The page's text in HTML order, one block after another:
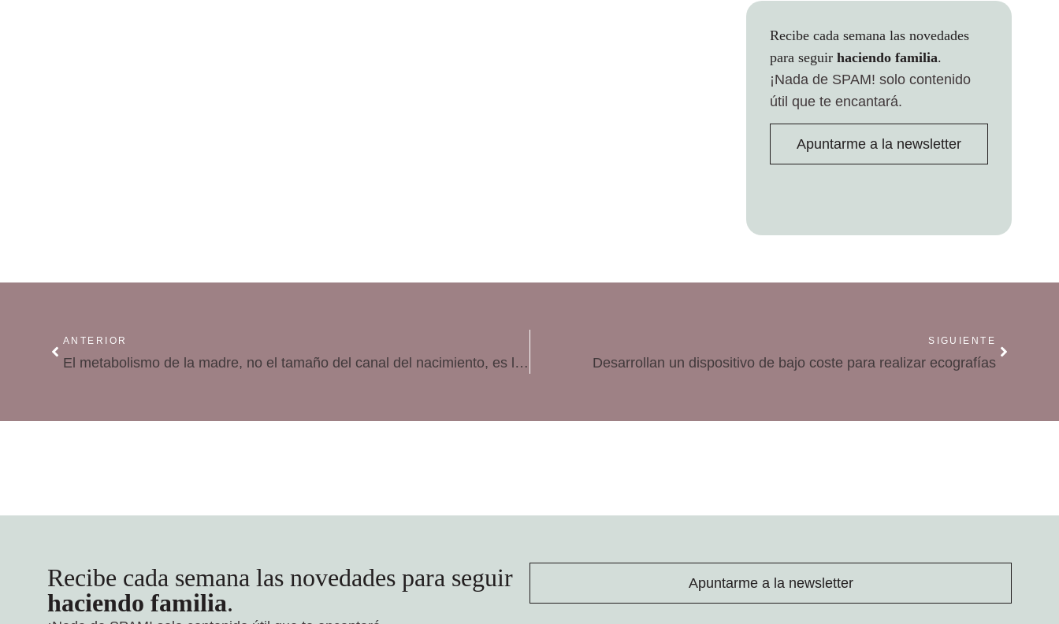
Recibe cada semana las novedades
para seguir haciendo familia.
¡Nada de SPAM! solo contenido
útil que te encantará.
Apuntarme a la newsletter
ANTERIOR
El metabolismo de la madre, no el tamaño del canal del nacimiento, es lo que limita la duración del embarazo
SIGUIENTE
Desarrollan un dispositivo de bajo coste para realizar ecografías
Recibe cada semana las novedades para seguir
haciendo familia.
Apuntarme a la newsletter